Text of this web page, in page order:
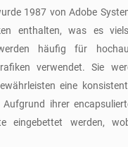
1987 von Adobe
enthalten, was es
häufig für
verwendet. Sie
eine
ihrer
eingebettet werden,